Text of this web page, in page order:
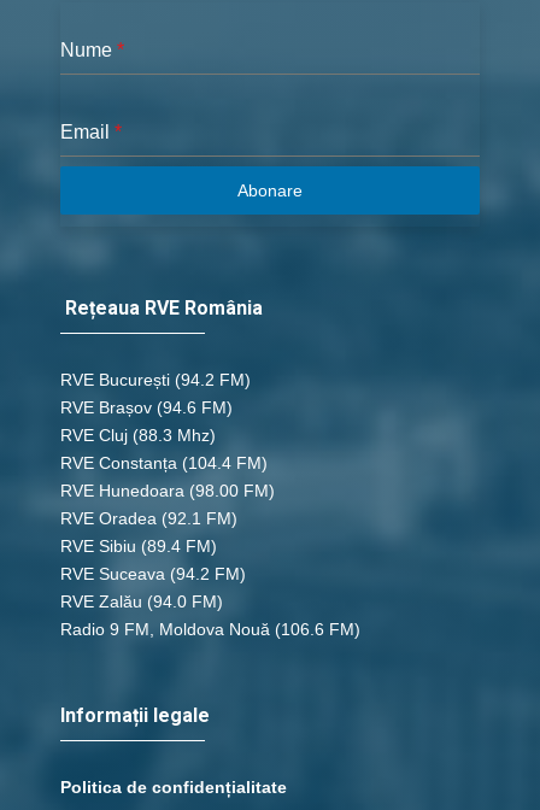
Nume *
Email *
Abonare
Rețeaua RVE România
RVE București (94.2 FM)
RVE Brașov (94.6 FM)
RVE Cluj (88.3 Mhz)
RVE Constanța (104.4 FM)
RVE Hunedoara (98.00 FM)
RVE Oradea (92.1 FM)
RVE Sibiu (89.4 FM)
RVE Suceava (94.2 FM)
RVE Zalău (94.0 FM)
Radio 9 FM, Moldova Nouă (106.6 FM)
Informații legale
Politica de confidențialitate